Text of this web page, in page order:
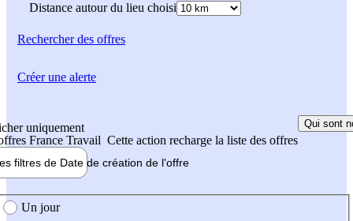
Distance autour du lieu choisi
Rechercherdes offres
uniquement
France Travail Cette action recharge la liste des offres
Qui sont
filtres de Date de création de l'offre
création de l'offre
Un jour
Créer une alerte